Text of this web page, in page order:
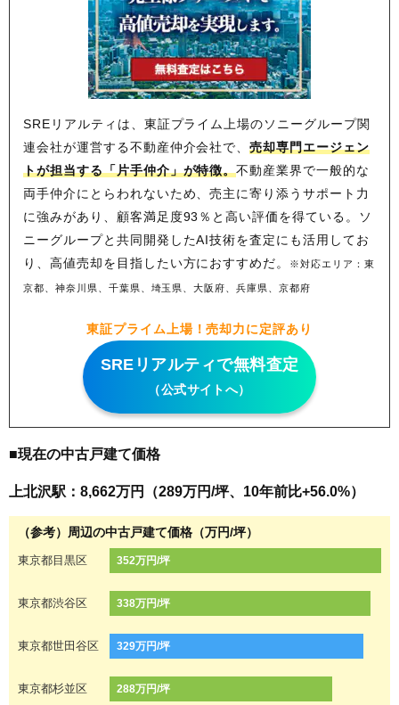
SREリアルティは、東証プライム上場のソニーグループ関
連会社が運営する不動産仲介会社で、売却専門エージェン
トが担当する「片手仲介」が特徴。不動産業界で一般的な
両手仲介にとらわれないため、売主に寄り添うサポート力
に強みがあり、顧客満足度93％と高い評価を得ている。ソ
ニーグループと共同開発したAI技術を査定にも活用してお
り、高値売却を目指したい方におすすめだ。
※対応エリア：東
京都、神奈川県、千葉県、埼玉県、大阪府、兵庫県、京都府
東証プライム上場！売却力に定評あり
SREリアルティで無料査定
（公式サイトへ）
■現在の中古戸建て価格
上北沢駅：8,662万円（289万円/坪、10年前比+56.0%）
（参考）周辺の中古戸建て価格（万円/坪）
東京都目黒区 352万円/坪
東京都渋谷区 338万円/坪
東京都世田谷区 329万円/坪
東京都杉並区 288万円/坪